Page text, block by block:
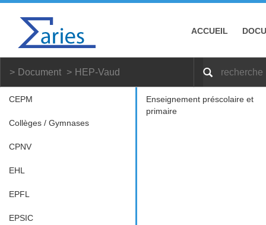
ACCUEIL
Document HEP-Vaud
CEPM
Collèges / Gymnases
CPNV
EHL
EPFL
EPSIC
Enseignement préscolaire et
primaire